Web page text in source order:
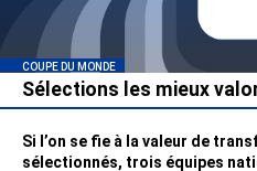
COUPE DU MONDE
Sélections les mieux
Si l’on se fie à la valeur de
sélectionnés, trois équipes